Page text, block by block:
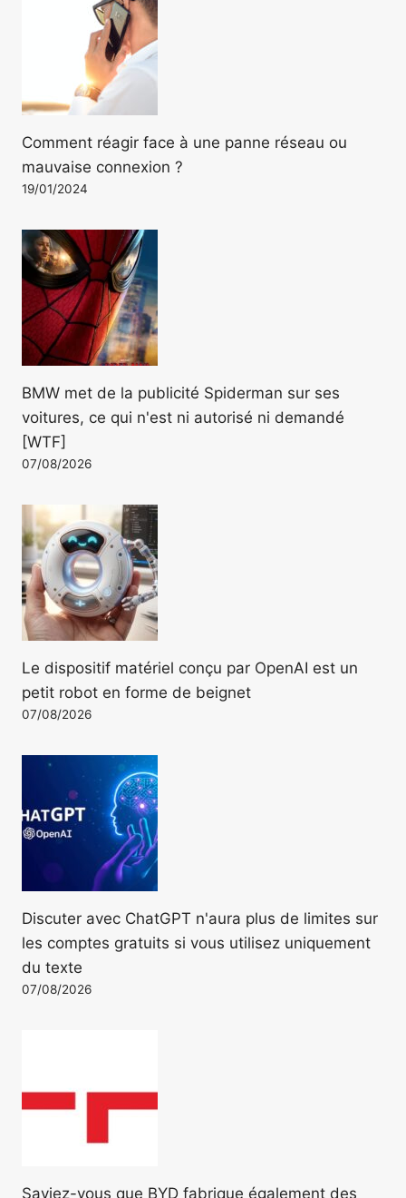
Comment réagir face à une panne réseau ou
mauvaise connexion ?
19/01/2024
BMW met de la publicité Spiderman sur ses
voitures, ce qui n'est ni autorisé ni demandé
[WTF]
07/08/2026
Le dispositif matériel conçu par OpenAI est un
petit robot en forme de beignet
07/08/2026
Discuter avec ChatGPT n'aura plus de limites sur
les comptes gratuits si vous utilisez uniquement
du texte
07/08/2026
Saviez-vous que BYD fabrique également des